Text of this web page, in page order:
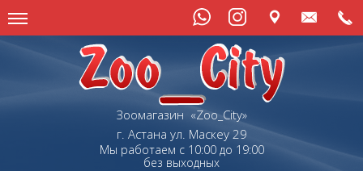
Зоомагазин «Zoo_City»
г. Астана ул. Маскеу29
Мы работаем с 10:00 до 19:00
без выходных